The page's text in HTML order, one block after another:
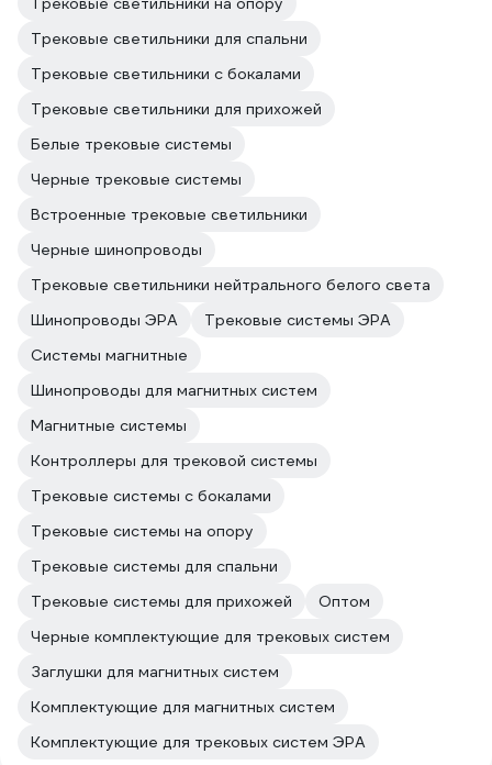
Трековые светильники для спальни
Трековые светильники с бокалами
Трековые светильники для прихожей
Белые трековые системы
Черные трековые системы
Встроенные трековые светильники
Черные шинопроводы
Трековые светильники нейтрального белого света
Шинопроводы ЭРА
Трековые системы ЭРА
Системы магнитные
Шинопроводы для магнитных систем
Магнитные системы
Контроллеры для трековой системы
Трековые системы с бокалами
Трековые системы на опору
Трековые системы для спальни
Трековые системы для прихожей
Оптом
Черные комплектующие для трековых систем
Заглушки для магнитных систем
Комплектующие для магнитных систем
Комплектующие для трековых систем ЭРА